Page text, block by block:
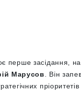
перше засідання,
Марусов
. Він
пріоритетів